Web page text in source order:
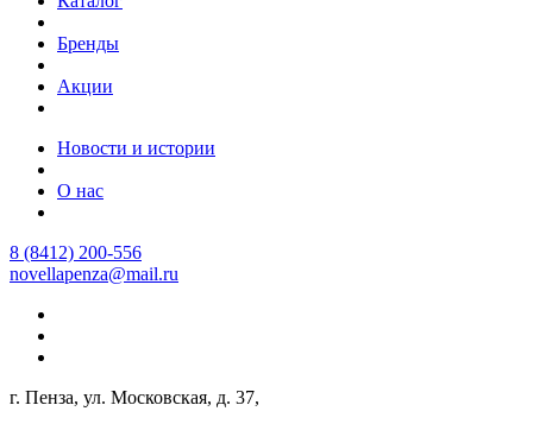
Бренды
Акции
Новости и истории
О нас
8 (8412) 200-556
novellapenza@mail.ru
г. Пенза, ул. Московская, д. 37,